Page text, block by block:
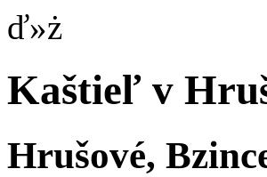
ď»ż
Kaštieľ v
Hrušové,